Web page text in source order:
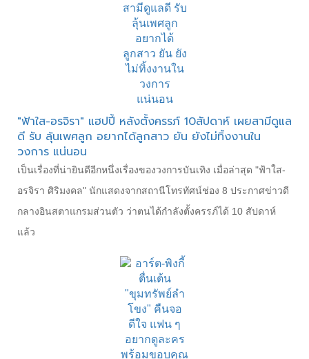
"ฟ้าใส-อรจิรา" แฮปปี้ หลังตั้งครรภ์ 10สัปดาห์ เผยสามีดูแล
ดี รับ ลุ้นเพศลูก อยากได้ลูกสาว ยัน ยังไม่ทิ้งงานใน
วงการ แน่นอน
เป็นเรื่องที่น่ายินดีอีกหนึ่งเรื่องของวงการบันเทิง เมื่อล่าสุด "ฟ้าใส-
อรจิรา ศิริมงคล" นักแสดงจากสถานีโทรทัศน์ช่อง 8 ประกาศข่าวดี
กลางอินสตาแกรมส่วนตัว ว่าตนได้กำลังตั้งครรภ์ได้ 10 สัปดาห์
แล้ว